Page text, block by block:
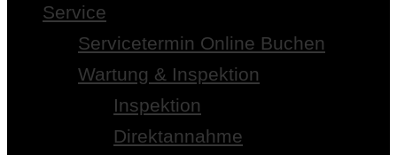
Service
Servicetermin Online Buchen
Wartung & Inspektion
Inspektion
Direktannahme